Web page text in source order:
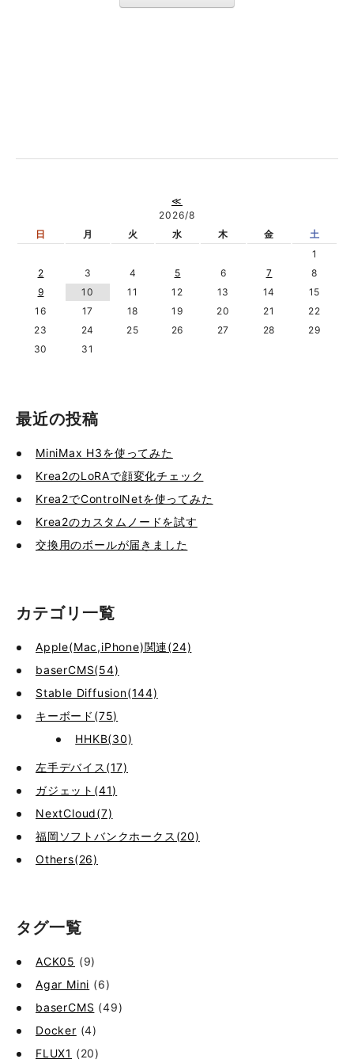
≪
2026/8
日
月 火 水 木 金
土
1
2
3 4 5 6 7
8
9
10 11 12 13 14
15
16
17 18 19 20 21
22
23
24 25 26 27 28
29
30
31
最近の投稿
MiniMax H3を使ってみた
Krea2のLoRAで顔変化チェック
Krea2でControlNetを使ってみた
Krea2のカスタムノードを試す
交換用のボールが届きました
カテゴリ一覧
Apple(Mac,iPhone)関連(24)
baserCMS(54)
Stable Diffusion(144)
キーボード(75)
HHKB(30)
左手デバイス(17)
ガジェット(41)
NextCloud(7)
福岡ソフトバンクホークス(20)
Others(26)
タグ一覧
ACK05 (9)
Agar Mini (6)
baserCMS (49)
Docker (4)
FLUX1 (20)